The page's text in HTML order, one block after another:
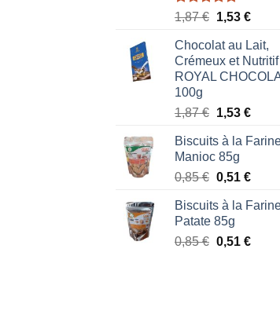
Note5.00
sur 5
1,87€ Le
initial
était :
1,87 €.
1,53 €Le
actuel
est :
1,53
Chocolat au Lait,
Crémeux et Nutritif
ROYAL
100g
1,87€ Le
initial
était :
1,87 €.
1,53 €Le
1,53
Biscuits à la
Manioc 85g
0,85€ Le
initial
était :
0,85 €.
0,51 €Le
0,51
Biscuits à la
Patate 85g
0,85€ Le
0,51 €Le